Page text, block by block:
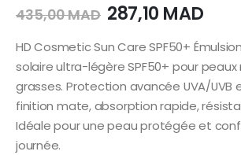
435,00MAD 287,10 MAD
HD Cosmetic Sun Care SPF50+
solaire ultra-légère SPF50+ pour
grasses. Protection avancée UVA/UVB
finition mate, absorption rapide,
Idéale pour une peau protégée et
journée.